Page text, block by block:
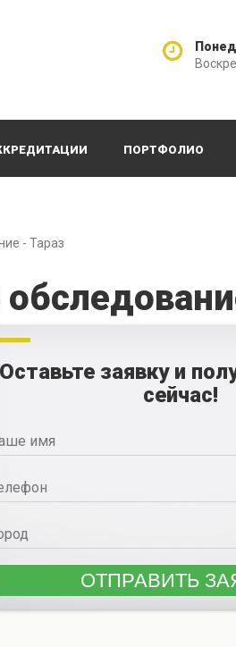
ПОРТФОЛИО
- Тараз
Оставьте заявку и
сейчас!